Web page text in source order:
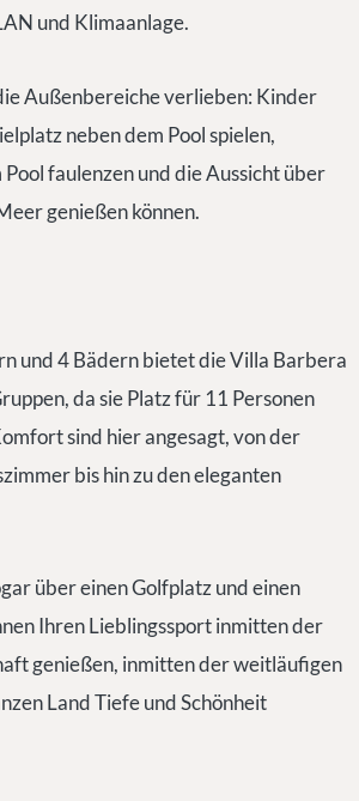
und Klimaanlage.
Außenbereiche verlieben: Kinder
neben dem Pool spielen,
faulenzen und die Aussicht über
genießen können.
und 4 Bädern bietet die Villa Barbera
da sie Platz für 11 Personen
sind hier angesagt, von der
bis hin zu den eleganten
über einen Golfplatz und einen
Ihren Lieblingssport inmitten der
genießen, inmitten der weitläufigen
Land Tiefe und Schönheit